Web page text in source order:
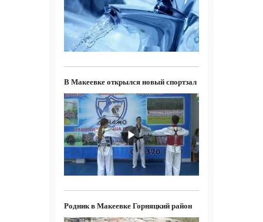
В Макеевке открылся новый спортзал
Родник в Макеевке Горняцкий район